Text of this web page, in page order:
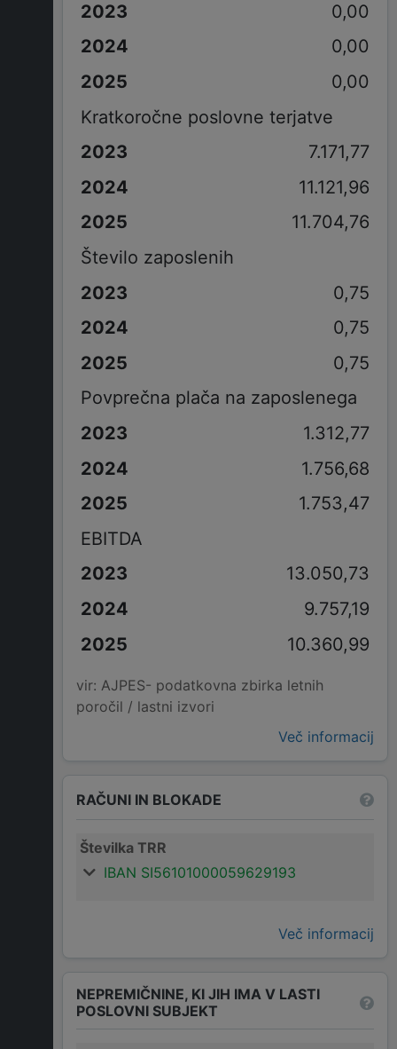
0,00
0,00
0,00
Kratkoročne poslovne terjatve
7.171,77
11.121,96
11.704,76
Število zaposlenih
0,75
0,75
0,75
Povprečna plača na zaposlenega
1.312,77
1.756,68
1.753,47
EBITDA
13.050,73
9.757,19
10.360,99
vir: AJPES- podatkovna zbirka letnih
poročil / lastni izvori
Več informacij
RAČUNI IN BLOKADE
Številka TRR
IBAN SI56101000059629193
Več informacij
NEPREMIČNINE, KI JIH IMA V LASTI
POSLOVNI SUBJEKT